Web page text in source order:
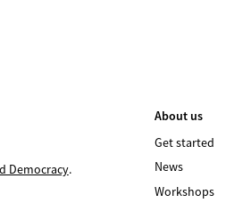
Democracy.
About us
Get started
News
Workshops